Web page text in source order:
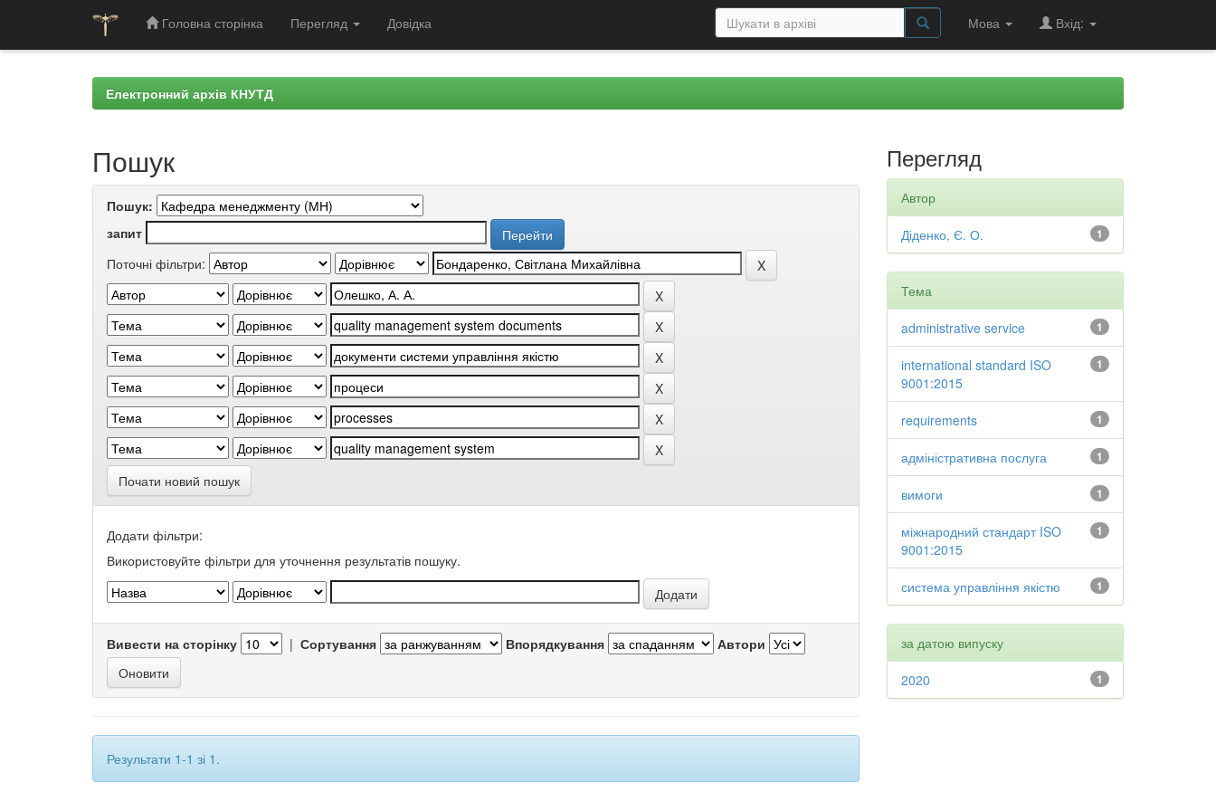
Головна сторінка Перегляд Довідка Мова Вхід:
Електронний архів КНУТД
Пошук
Пошук:
запит
Поточні фільтри:
Почати новий пошук
Додати фільтри:
Використовуйте фільтри для уточнення результатів пошуку.
Вивести на сторінку | Сортування Впорядкування Автори
Результати 1-1 зі 1.
Перегляд
Автор
1
Діденко, Є. О.
Тема
1
administrative service
1
international standard ISO
9001:2015
1
requirements
1
адміністративна послуга
1
вимоги
1
міжнародний стандарт ISO
9001:2015
1
система управління якістю
за датою випуску
1
2020